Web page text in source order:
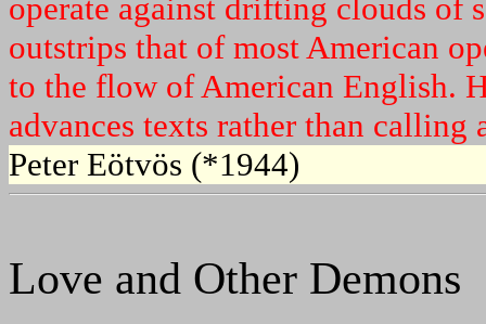
operate against drifting clouds of
outstrips that of most American
to the flow of American English.
advances texts rather than
Peter Eötvös (*1944)
Love and Other Demons